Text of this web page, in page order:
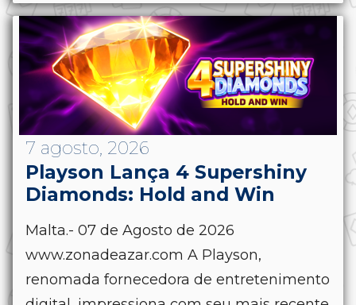
7 agosto, 2026
Playson Lança 4 Supershiny
Diamonds: Hold and Win
Malta.- 07 de Agosto de 2026
www.zonadeazar.com A Playson,
renomada fornecedora de entretenimento